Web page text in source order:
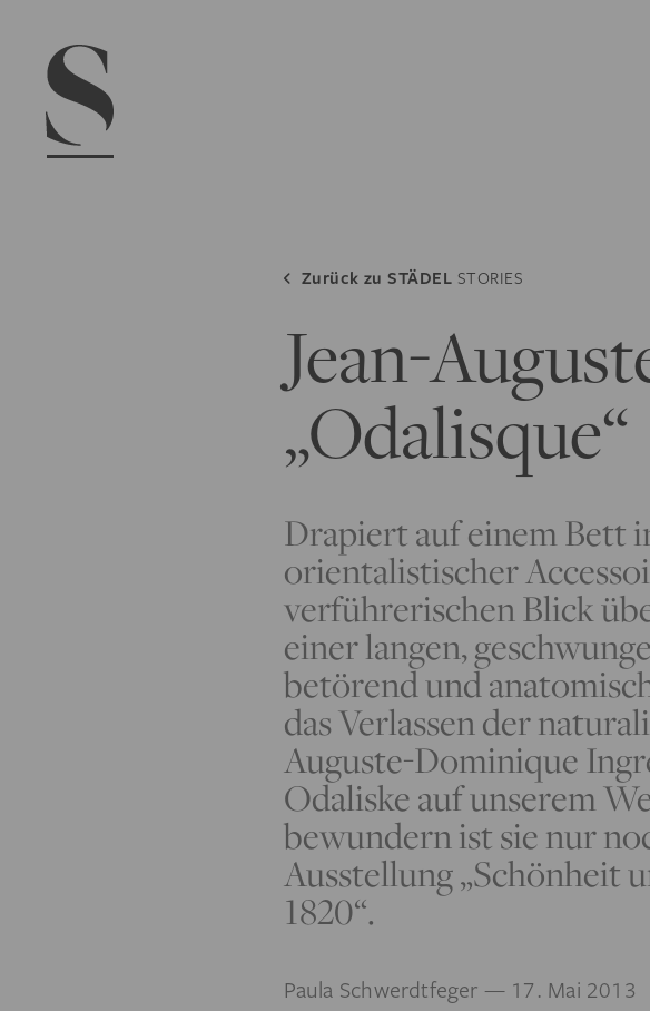
Zurück zuSTÄDEL STORIES
Jean-
„Odalisque“
Drapiert auf einem Bett
orientalistischer
verführerischen Blick
einer langen,
betörend und
das Verlassen der
Auguste-Dominique
Odaliske auf unserem
bewundern ist sie nur
Ausstellung „Schönheit
1820“.
Paula Schwerdtfeger — 17. Mai 2013